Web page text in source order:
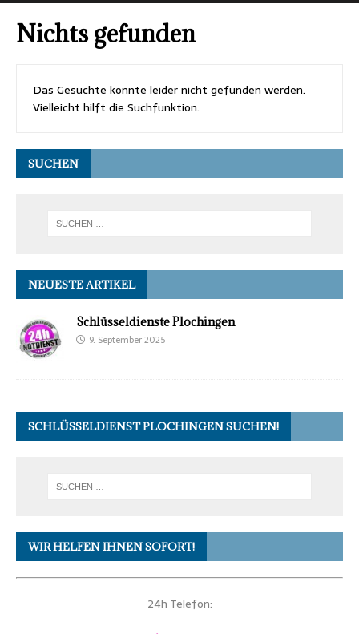
Nichts gefunden
Das Gesuchte konnte leider nicht gefunden werden.
Vielleicht hilft die Suchfunktion.
SUCHEN
NEUESTE ARTIKEL
Schlüsseldienste Plochingen
9. September 2025
SCHLÜSSELDIENST PLOCHINGEN SUCHEN!
WIR HELFEN IHNEN SOFORT!
24h Telefon: